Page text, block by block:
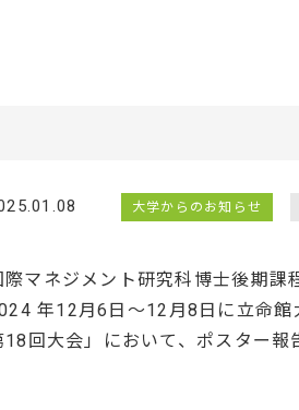
大学からのお知らせ
際マネジメント研究科博士後期課
年12月6日～12月8日に立命館
18回大会」において、ポスター報